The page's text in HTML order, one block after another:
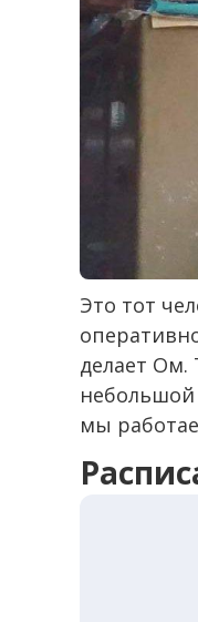
Это тот
делает Ом.
небольшой
мы